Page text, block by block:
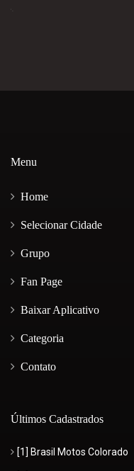
Menu
Home
Selecionar Cidade
Grupo
Fan Page
Baixar Aplicativo
Categoria
Contato
Últimos Cadastrados
[1] Brasil Motos Colorado